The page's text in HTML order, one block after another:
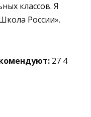
классов. Я
России».
27 4